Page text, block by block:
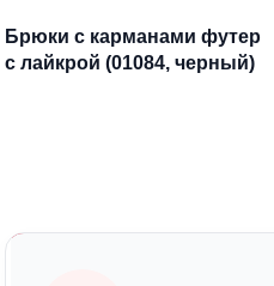
Брюки с карманами футер
с лайкрой (01084, черный)